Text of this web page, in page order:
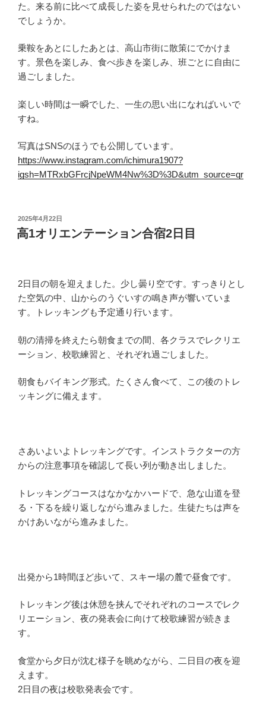
た。来る前に比べて成長した姿を見せられたのではない
でしょうか。
乗鞍をあとにしたあとは、高山市街に散策にでかけま
す。景色を楽しみ、食べ歩きを楽しみ、班ごとに自由に
過ごしました。
楽しい時間は一瞬でした、一生の思い出になればいいで
すね。
写真はSNSのほうでも公開しています。
https://www.instagram.com/ichimura1907?
igsh=MTRxbGFrcjNpeWM4Nw%3D%3D&utm_source=qr
投
稿
日:
2025年4月22日
高1オリエンテーション合宿2日目
2日目の朝を迎えました。少し曇り空です。すっきりとし
た空気の中、山からのうぐいすの鳴き声が響いていま
す。トレッキングも予定通り行います。
朝の清掃を終えたら朝食までの間、各クラスでレクリエ
ーション、校歌練習と、それぞれ過ごしました。
朝食もバイキング形式。たくさん食べて、この後のトレ
ッキングに備えます。
さあいよいよトレッキングです。インストラクターの方
からの注意事項を確認して長い列が動き出しました。
トレッキングコースはなかなかハードで、急な山道を登
る・下るを繰り返しながら進みました。生徒たちは声を
かけあいながら進みました。
出発から1時間ほど歩いて、スキー場の麓で昼食です。
トレッキング後は休憩を挟んでそれぞれのコースでレク
リエーション、夜の発表会に向けて校歌練習が続きま
す。
食堂から夕日が沈む様子を眺めながら、二日目の夜を迎
えます。
2日目の夜は校歌発表会です。